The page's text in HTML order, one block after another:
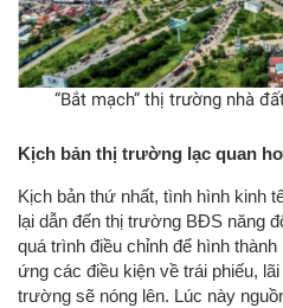
“Bắt mạch” thị trường nhà
Kịch bản thị trường lạc quan
Kịch bản thứ nhất, tình hình kinh
lại dẫn đến thị trường BĐS năng
quá trình điều chỉnh để hình
ứng các điều kiện về trái phiếu,
trường sẽ nóng lên. Lúc này